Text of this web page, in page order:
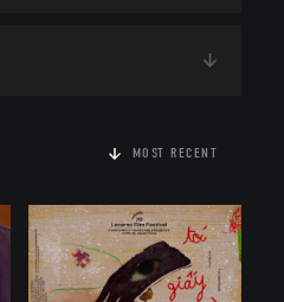
MOST RECENT